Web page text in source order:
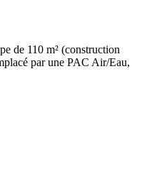
de 110 m² (construction
par une PAC Air/Eau,